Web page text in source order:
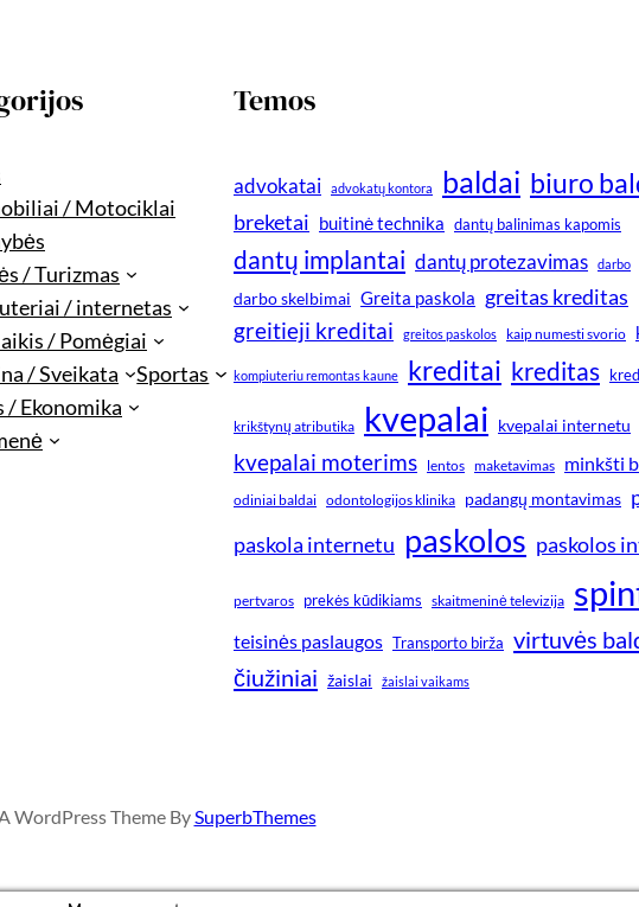
/ Motociklai
/ Turizmas
/ internetas
/ Pomėgiai
/ Sveikata
Sportas
/ Ekonomika
Temos
advokatai advokatų kontora baldai biuro
breketai buitinė technika dantų balinimas kapomis
dantų implantai dantų protezavimas darbo
darbo skelbimai Greita paskola greitas kreditas
greitieji kreditai greitos paskolos kaip numesti svorio
kompiuteriu remontas kaune kreditai kreditas
krikštynų atributika kvepalai kvepalai internetu
kvepalai moterims lentos maketavimas minkšti
odiniai baldai odontologijos klinika padangų montavimas
paskola internetu paskolos paskolos
pertvaros prekės kūdikiams skaitmeninė televizija
teisinės paslaugos Transporto birža virtuvės
čiužiniai žaislai žaislai vaikams
WordPress Theme By SuperbThemes